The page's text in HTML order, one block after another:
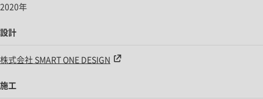
2020年
設計
株式会社 SMART ONE DESIGN
施工